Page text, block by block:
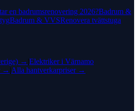
en badrumsrenovering 2026?Badrum &
Badrum & VVSRenovera tvättstuga
→ |Elektrikeri Värnamo
→ |Alla hantverkarpriser →